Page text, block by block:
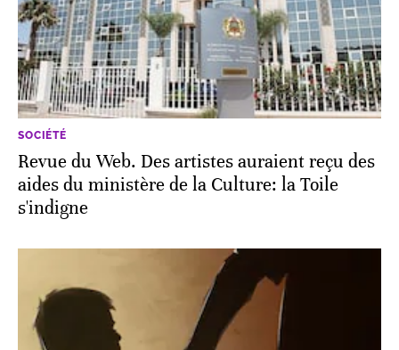
SOCIÉTÉ
Revue du Web. Des artistes auraient reçu des
aides du ministère de la Culture: la Toile
s'indigne